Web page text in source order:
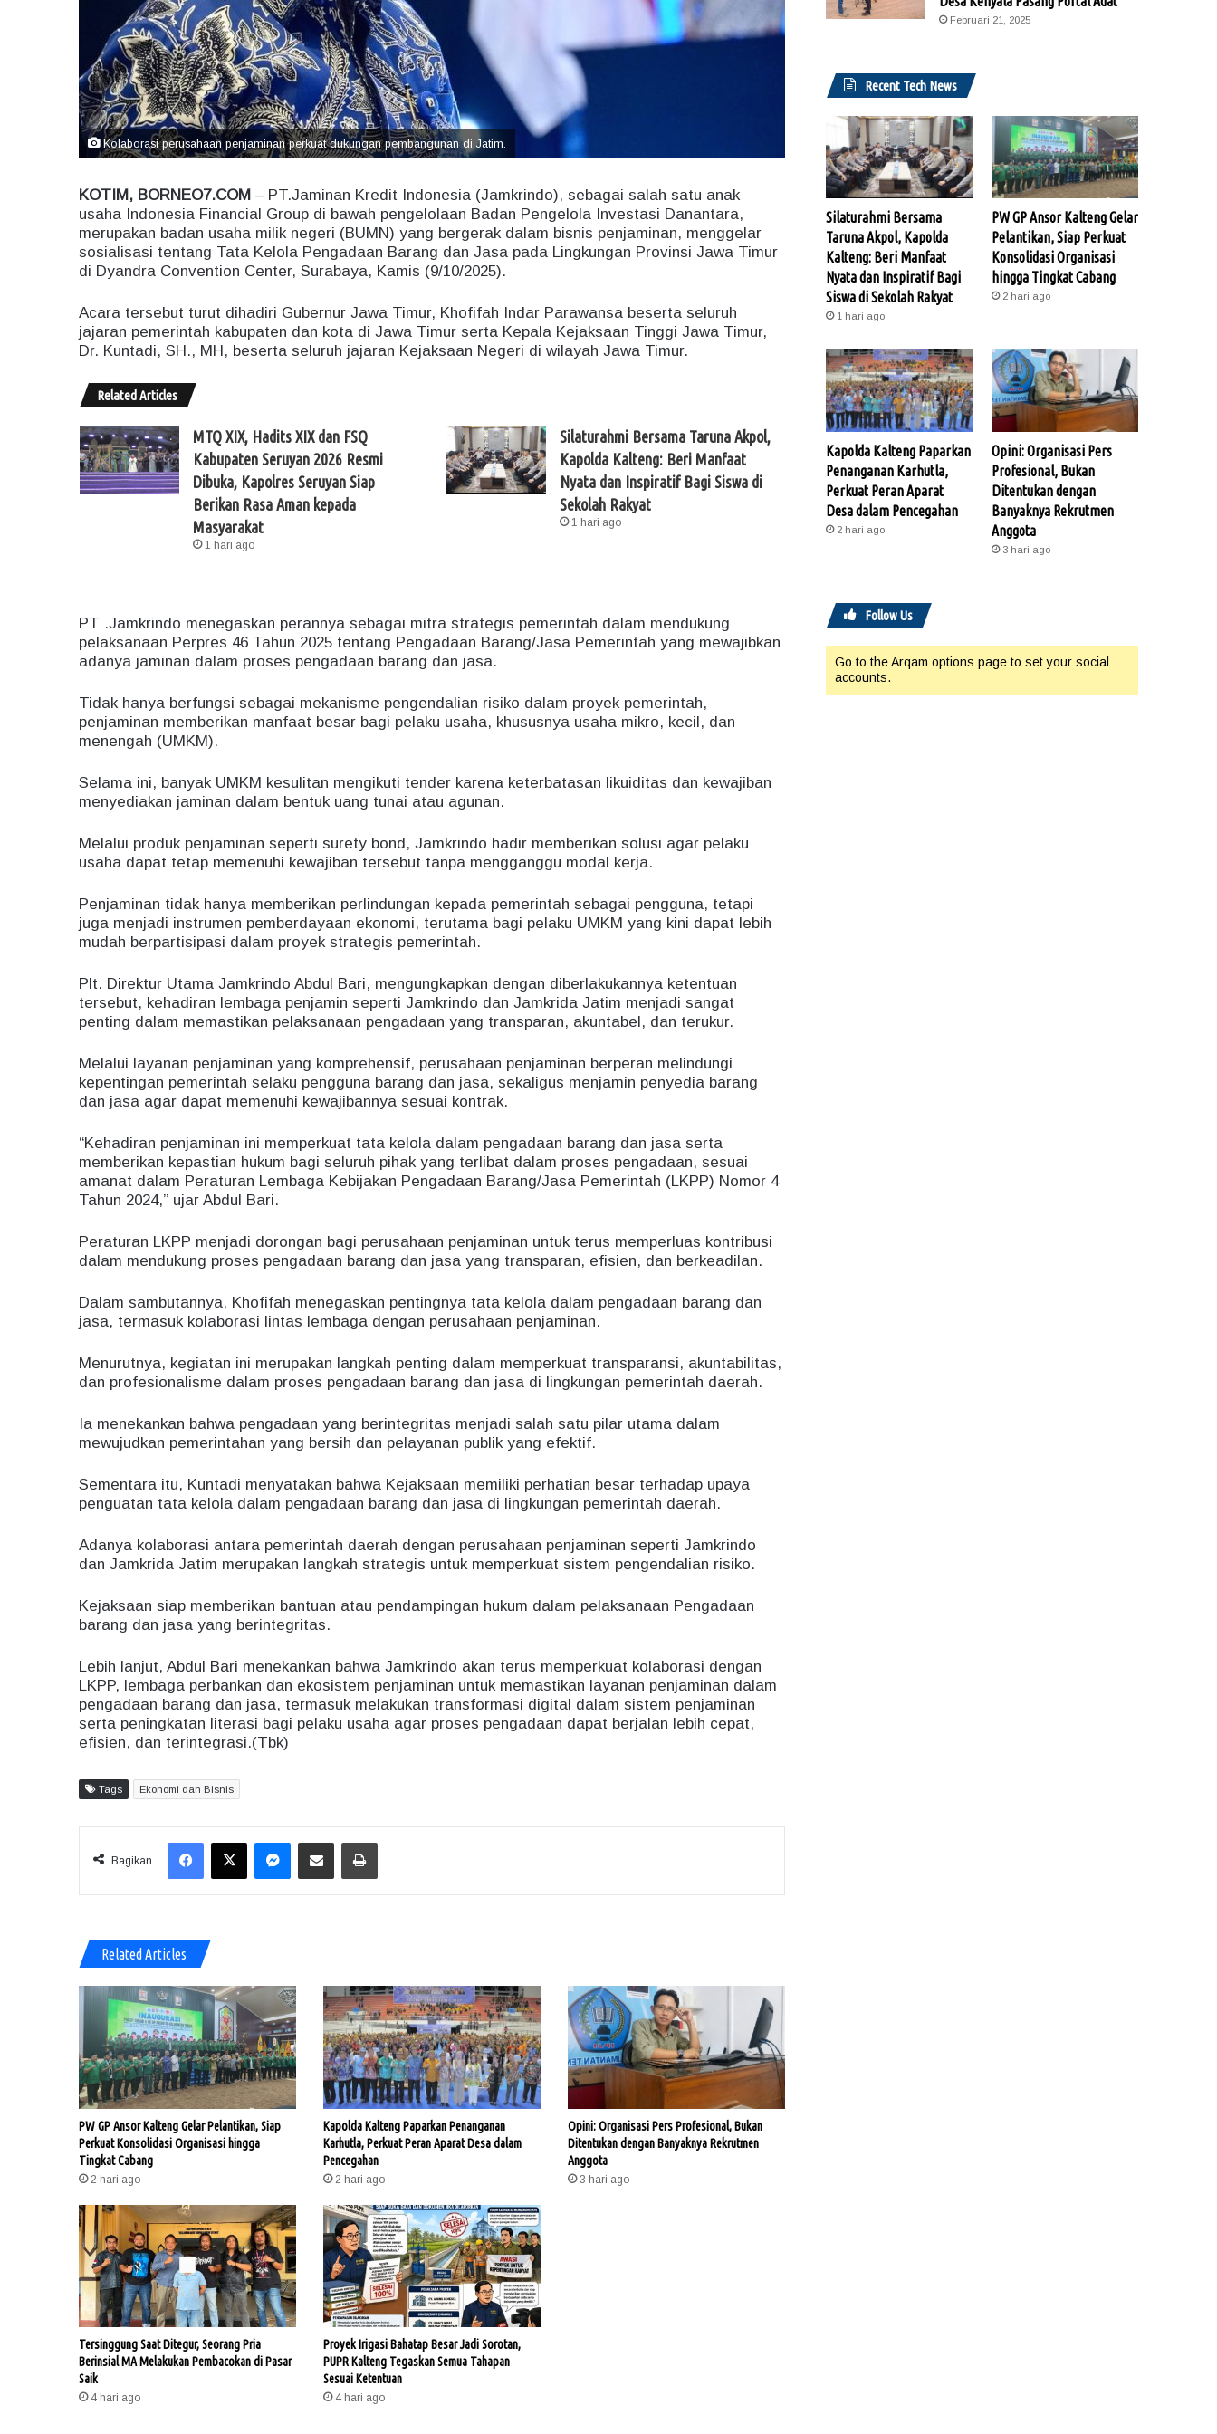
Kolaborasi perusahaan penjaminan perkuat dukungan pembangunan di Jatim.
KOTIM, BORNEO7.COM – PT.Jaminan Kredit Indonesia (Jamkrindo), sebagai salah satu anak
usaha Indonesia Financial Group di bawah pengelolaan Badan Pengelola Investasi Danantara,
merupakan badan usaha milik negeri (BUMN) yang bergerak dalam bisnis penjaminan, menggelar
sosialisasi tentang Tata Kelola Pengadaan Barang dan Jasa pada Lingkungan Provinsi Jawa Timur
di Dyandra Convention Center, Surabaya, Kamis (9/10/2025).
Acara tersebut turut dihadiri Gubernur Jawa Timur, Khofifah Indar Parawansa beserta seluruh
jajaran pemerintah kabupaten dan kota di Jawa Timur serta Kepala Kejaksaan Tinggi Jawa Timur,
Dr. Kuntadi, SH., MH, beserta seluruh jajaran Kejaksaan Negeri di wilayah Jawa Timur.
Related Articles
MTQ XIX, Hadits XIX dan FSQ
Kabupaten Seruyan 2026 Resmi
Dibuka, Kapolres Seruyan Siap
Berikan Rasa Aman kepada
Masyarakat
1 hari ago
Silaturahmi Bersama Taruna Akpol,
Kapolda Kalteng: Beri Manfaat
Nyata dan Inspiratif Bagi Siswa di
Sekolah Rakyat
1 hari ago
PT .Jamkrindo menegaskan perannya sebagai mitra strategis pemerintah dalam mendukung
pelaksanaan Perpres 46 Tahun 2025 tentang Pengadaan Barang/Jasa Pemerintah yang mewajibkan
adanya jaminan dalam proses pengadaan barang dan jasa.
Tidak hanya berfungsi sebagai mekanisme pengendalian risiko dalam proyek pemerintah,
penjaminan memberikan manfaat besar bagi pelaku usaha, khususnya usaha mikro, kecil, dan
menengah (UMKM).
Selama ini, banyak UMKM kesulitan mengikuti tender karena keterbatasan likuiditas dan kewajiban
menyediakan jaminan dalam bentuk uang tunai atau agunan.
Melalui produk penjaminan seperti surety bond, Jamkrindo hadir memberikan solusi agar pelaku
usaha dapat tetap memenuhi kewajiban tersebut tanpa mengganggu modal kerja.
Penjaminan tidak hanya memberikan perlindungan kepada pemerintah sebagai pengguna, tetapi
juga menjadi instrumen pemberdayaan ekonomi, terutama bagi pelaku UMKM yang kini dapat lebih
mudah berpartisipasi dalam proyek strategis pemerintah.
Plt. Direktur Utama Jamkrindo Abdul Bari, mengungkapkan dengan diberlakukannya ketentuan
tersebut, kehadiran lembaga penjamin seperti Jamkrindo dan Jamkrida Jatim menjadi sangat
penting dalam memastikan pelaksanaan pengadaan yang transparan, akuntabel, dan terukur.
Melalui layanan penjaminan yang komprehensif, perusahaan penjaminan berperan melindungi
kepentingan pemerintah selaku pengguna barang dan jasa, sekaligus menjamin penyedia barang
dan jasa agar dapat memenuhi kewajibannya sesuai kontrak.
“Kehadiran penjaminan ini memperkuat tata kelola dalam pengadaan barang dan jasa serta
memberikan kepastian hukum bagi seluruh pihak yang terlibat dalam proses pengadaan, sesuai
amanat dalam Peraturan Lembaga Kebijakan Pengadaan Barang/Jasa Pemerintah (LKPP) Nomor 4
Tahun 2024,” ujar Abdul Bari.
Peraturan LKPP menjadi dorongan bagi perusahaan penjaminan untuk terus memperluas kontribusi
dalam mendukung proses pengadaan barang dan jasa yang transparan, efisien, dan berkeadilan.
Dalam sambutannya, Khofifah menegaskan pentingnya tata kelola dalam pengadaan barang dan
jasa, termasuk kolaborasi lintas lembaga dengan perusahaan penjaminan.
Menurutnya, kegiatan ini merupakan langkah penting dalam memperkuat transparansi, akuntabilitas,
dan profesionalisme dalam proses pengadaan barang dan jasa di lingkungan pemerintah daerah.
Ia menekankan bahwa pengadaan yang berintegritas menjadi salah satu pilar utama dalam
mewujudkan pemerintahan yang bersih dan pelayanan publik yang efektif.
Sementara itu, Kuntadi menyatakan bahwa Kejaksaan memiliki perhatian besar terhadap upaya
penguatan tata kelola dalam pengadaan barang dan jasa di lingkungan pemerintah daerah.
Adanya kolaborasi antara pemerintah daerah dengan perusahaan penjaminan seperti Jamkrindo
dan Jamkrida Jatim merupakan langkah strategis untuk memperkuat sistem pengendalian risiko.
Kejaksaan siap memberikan bantuan atau pendampingan hukum dalam pelaksanaan Pengadaan
barang dan jasa yang berintegritas.
Lebih lanjut, Abdul Bari menekankan bahwa Jamkrindo akan terus memperkuat kolaborasi dengan
LKPP, lembaga perbankan dan ekosistem penjaminan untuk memastikan layanan penjaminan dalam
pengadaan barang dan jasa, termasuk melakukan transformasi digital dalam sistem penjaminan
serta peningkatan literasi bagi pelaku usaha agar proses pengadaan dapat berjalan lebih cepat,
efisien, dan terintegrasi.(Tbk)
Tags Ekonomi dan Bisnis
Bagikan
X
Related Articles
PW GP Ansor Kalteng Gelar Pelantikan, Siap
Perkuat Konsolidasi Organisasi hingga
Tingkat Cabang
2 hari ago
Kapolda Kalteng Paparkan Penanganan
Karhutla, Perkuat Peran Aparat Desa dalam
Pencegahan
2 hari ago
Opini: Organisasi Pers Profesional, Bukan
Ditentukan dengan Banyaknya Rekrutmen
Anggota
3 hari ago
Tersinggung Saat Ditegur, Seorang Pria
Berinsial MA Melakukan Pembacokan di Pasar
Saik
4 hari ago
Proyek Irigasi Bahatap Besar Jadi Sorotan,
PUPR Kalteng Tegaskan Semua Tahapan
Sesuai Ketentuan
4 hari ago
Februari 21, 2025
Recent Tech News
Silaturahmi Bersama
Taruna Akpol, Kapolda
Kalteng: Beri Manfaat
Nyata dan Inspiratif Bagi
Siswa di Sekolah Rakyat
1 hari ago
PW GP Ansor Kalteng Gelar
Pelantikan, Siap Perkuat
Konsolidasi Organisasi
hingga Tingkat Cabang
2 hari ago
Kapolda Kalteng Paparkan
Penanganan Karhutla,
Perkuat Peran Aparat
Desa dalam Pencegahan
2 hari ago
Opini: Organisasi Pers
Profesional, Bukan
Ditentukan dengan
Banyaknya Rekrutmen
Anggota
3 hari ago
Follow Us
Go to the Arqam options page to set your social
accounts.